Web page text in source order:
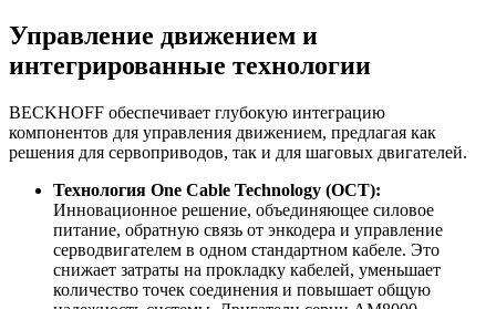
Управление движением и
интегрированные технологии
BECKHOFF обеспечивает глубокую интеграцию
компонентов для управления движением, предлагая как
решения для сервоприводов, так и для шаговых двигателей.
Технология One Cable Technology (OCT):
Инновационное решение, объединяющее силовое
питание, обратную связь от энкодера и управление
серводвигателем в одном стандартном кабеле. Это
снижает затраты на прокладку кабелей, уменьшает
количество точек соединения и повышает общую